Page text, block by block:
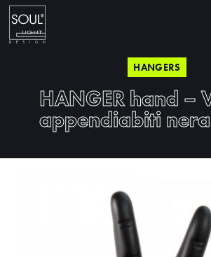
HANGERS
HANGER hand –
appendiabiti